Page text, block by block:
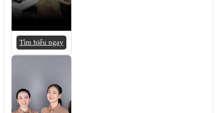
Tìm hiểu ngay